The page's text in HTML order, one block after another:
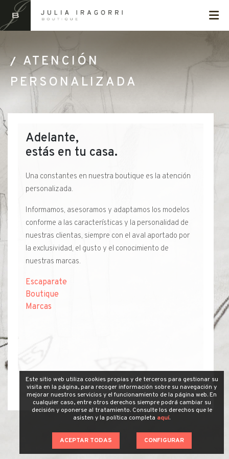
Este sitio web utiliza cookies propias y de terceros para gestionar su
visita en la página, para recoger información sobre su navegación y
mejorar nuestros servicios y el funcionamiento de la página web. En
cualquier caso, entre otros derechos siempre podrá cambiar su
decisión y oponerse al tratamiento. Consulte los derechos que le
asisten y la política completa aquí.
ACEPTAR TODAS CONFIGURAR
ATENCIÓN
PERSONALIZADA
Adelante,
estás en tu casa.
Una constantes en nuestra boutique es la atención
personalizada.
Informamos, asesoramos y adaptamos los modelos
conforme a las características y la personalidad de
nuestras clientas, siempre con el aval aportado por
la exclusividad, el gusto y el conocimiento de
nuestras marcas.
Escaparate
Boutique
Marcas